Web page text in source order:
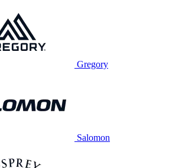
Gregory
Salomon